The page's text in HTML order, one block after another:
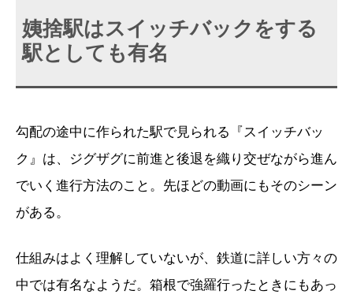
姨捨駅はスイッチバックをする
駅としても有名
勾配の途中に作られた駅で見られる『スイッチバッ
ク』は、ジグザグに前進と後退を織り交ぜながら進ん
でいく進行方法のこと。先ほどの動画にもそのシーン
がある。
仕組みはよく理解していないが、鉄道に詳しい方々の
中では有名なようだ。箱根で強羅行ったときにもあっ